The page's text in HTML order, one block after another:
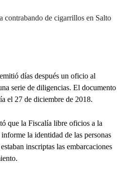
de cigarrillos en Salto
días después un oficio al
serie de diligencias. El documento
el 27 de diciembre de 2018.
que la Fiscalía libre oficios a la
la identidad de las personas
inscriptas las embarcaciones